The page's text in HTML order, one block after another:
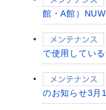
館・A館）
で使用してい
のお知らせ3月